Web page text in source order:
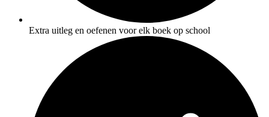
Extra uitleg en oefenen voor elk boek op school